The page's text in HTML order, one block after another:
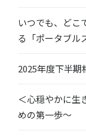
いつでも、どこ
る「ポータブル
2025年度下半期
＜心穏やかに生
めの第一歩〜